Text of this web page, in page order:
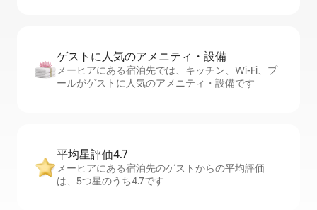
ゲストに人⁠気⁠のア⁠メ⁠ニ⁠テ⁠ィ・設⁠備
メーヒアにある宿泊先では、キッチン、Wi-Fi、プ
ールがゲストに人気のアメニティ・設備です
平均星評価4.7
メーヒアにある宿泊先のゲストからの平均評価
は、5つ星のうち4.7です